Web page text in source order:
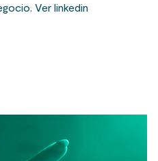
Ver linkedin